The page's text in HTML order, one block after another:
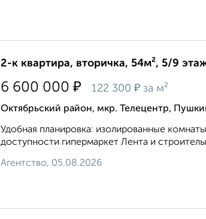
2-к квартира, вторичка, 54м², 5/9
6 600 000 ₽ 122 300 ₽ за м²
Октябрьский район, мкр. Телецентр,
Удобная планировка: изолированные
доступности гипермаркет Лента и
Агентство, 05.08.2026